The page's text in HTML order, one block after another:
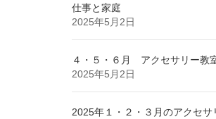
仕事と家庭
2025年5月2日
４・５・６月 アクセサリー教
2025年5月2日
2025年１・２・３月のアクセサ